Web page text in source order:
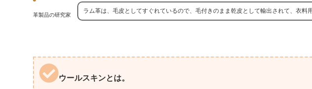
革製品の研究家
ラム革は、毛皮としてすぐれているので、毛付きのまま乾皮として輸出されて、衣料
ウールスキンとは。